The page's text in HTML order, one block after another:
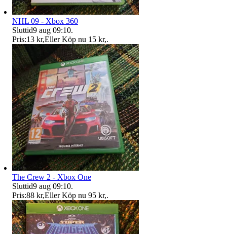
NHL 09 - Xbox 360
Sluttid9 aug 09:10.
Pris:13 kr,Eller Köp nu 15 kr,.
The Crew 2 - Xbox One
Sluttid9 aug 09:10.
Pris:88 kr,Eller Köp nu 95 kr,.